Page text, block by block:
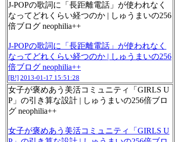
J-POPの歌詞に「長距離電話」が使われなく
なってどれくらい経つのか | しゅうまいの256
倍ブログ neophilia++
J-POPの歌詞に「長距離電話」が使われなく
なってどれくらい経つのか | しゅうまいの256
倍ブログ neophilia++
[B!] 2013-01-17 15:51:28
女子が褒めあう美活コミュニティ「GIRLS U
P」の引き算な設計 | しゅうまいの256倍ブロ
グ neophilia++
女子が褒めあう美活コミュニティ「GIRLS U